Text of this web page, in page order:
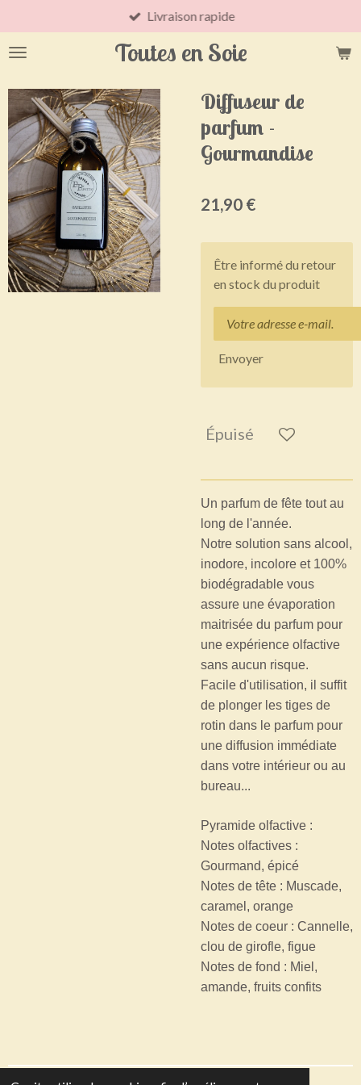
au
contenu
Toutes en Soie
Livraison rapide
Diffuseur de
parfum -
Gourmandise
21,90 €
Être informé du retour
en stock du produit
Envoyer
Épuisé
Un parfum de fête tout au
long de l'année.
Notre solution sans alcool,
inodore, incolore et 100%
biodégradable vous
assure une évaporation
maitrisée du parfum pour
une expérience olfactive
sans aucun risque.
Facile d'utilisation, il suffit
de plonger les tiges de
rotin dans le parfum pour
une diffusion immédiate
dans votre intérieur ou au
bureau...
Pyramide olfactive :
Notes olfactives :
Gourmand, épicé
Notes de tête : Muscade,
caramel, orange
Notes de coeur : Cannelle,
clou de girofle, figue
Notes de fond : Miel,
amande, fruits confits